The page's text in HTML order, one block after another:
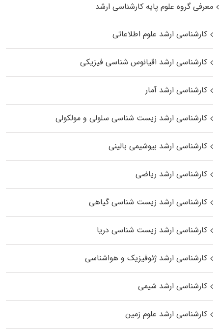
معرفی گروه علوم پایه کارشناسی ارشد
کارشناسی ارشد علوم اطلاعاتی
کارشناسی ارشد اقیانوس‌ شناسی فیزیکی
کارشناسی ارشد آمار
کارشناسی ارشد زیست شناسی سلولی و مولکولی
کارشناسی ارشد بیوشیمی بالینی
کارشناسی ارشد ریاضی
کارشناسی ارشد زیست‌ شناسی گیاهی
کارشناسی ارشد زیست‌ شناسی دریا
کارشناسی ارشد ژئوفیزیک و هواشناسی
کارشناسی ارشد شیمی
کارشناسی ارشد علوم زمین